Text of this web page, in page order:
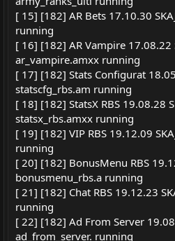
[ 15] [182] AR Bets 17.10.30
running
[ 16] [182] AR Vampire 17.08.22
ar_vampire.amxx running
[ 17] [182] Stats Configurat
statscfg_rbs.am running
[ 18] [182] StatsX RBS 19.08.28
statsx_rbs.amxx running
[ 19] [182] VIP RBS 19.12.09
running
[ 20] [182] BonusMenu RBS
bonusmenu_rbs.a running
[ 21] [182] Chat RBS 19.12.23
running
[ 22] [182] Ad From Server
ad_from_server. running